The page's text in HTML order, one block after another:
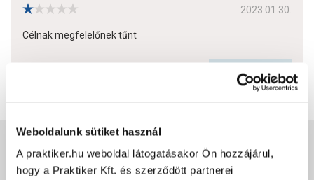
Weboldalunk sütiket használ
A praktiker.hu weboldal látogatásakor Ön hozzájárul,
hogy a Praktiker Kft. és szerződött partnerei
2023.01.30.
Célnak megfelelőnek tűnt
0 0